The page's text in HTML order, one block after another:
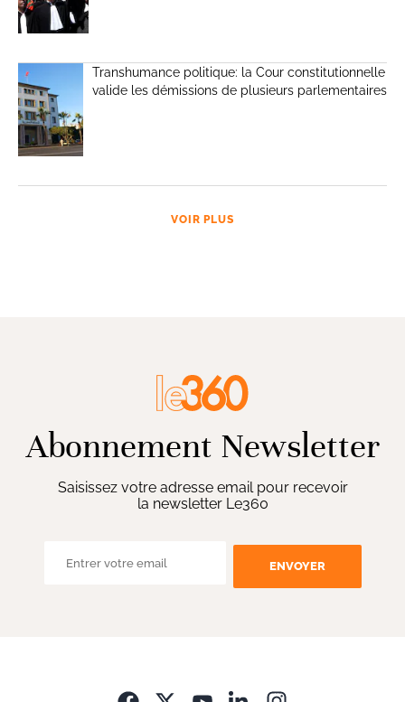
Transhumance politique: la Cour constitutionnelle
valide les démissions de plusieurs parlementaires
VOIR PLUS
Abonnement Newsletter
Saisissez votre adresse email pour recevoir
la newsletter Le360
ENVOYER